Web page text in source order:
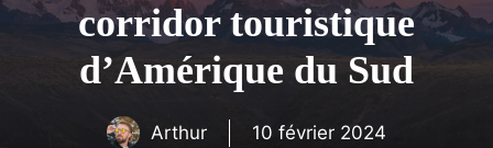
corridor touristique
d’Amérique du Sud
Arthur 10 février 2024